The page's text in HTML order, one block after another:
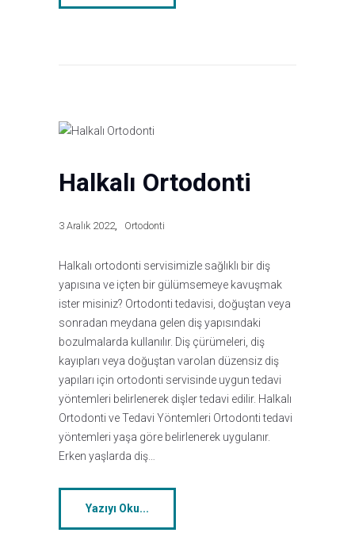
Halkalı Ortodonti
3 Aralık 2022 Ortodonti
Halkalı ortodonti servisimizle sağlıklı bir diş
yapısına ve içten bir gülümsemeye kavuşmak
ister misiniz? Ortodonti tedavisi, doğuştan veya
sonradan meydana gelen diş yapısındaki
bozulmalarda kullanılır. Diş çürümeleri, diş
kayıpları veya doğuştan varolan düzensiz diş
yapıları için ortodonti servisinde uygun tedavi
yöntemleri belirlenerek dişler tedavi edilir. Halkalı
Ortodonti ve Tedavi Yöntemleri Ortodonti tedavi
yöntemleri yaşa göre belirlenerek uygulanır.
Erken yaşlarda diş…
Yazıyı Oku...